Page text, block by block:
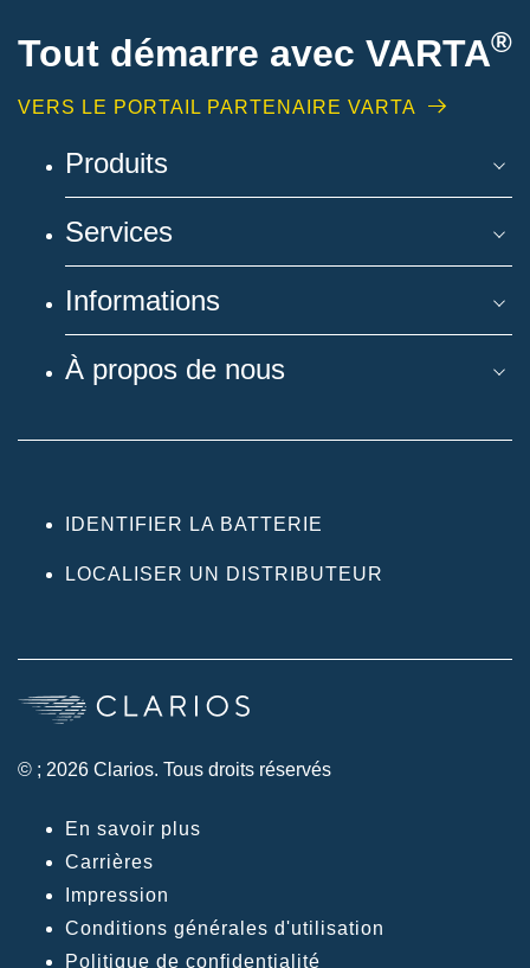
Tout démarre avec VARTA®
VERS LE PORTAIL PARTENAIRE VARTA
Produits
Services
Informations
À propos de nous
IDENTIFIER LA BATTERIE
LOCALISER UN DISTRIBUTEUR
© ; 2026 Clarios. Tous droits réservés
En savoir plus
Carrières
Impression
Conditions générales d'utilisation
Politique de confidentialité